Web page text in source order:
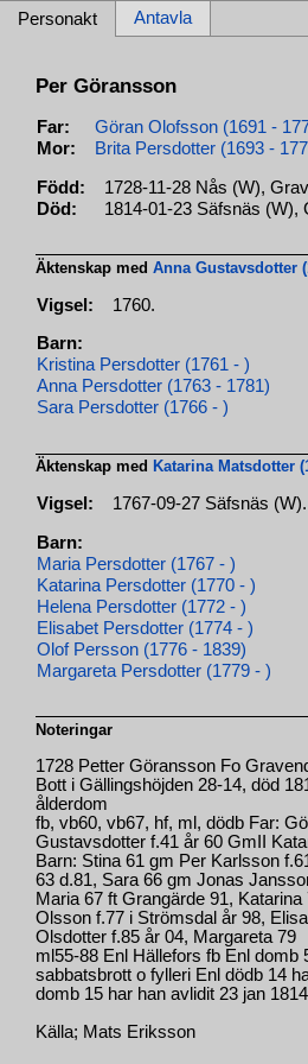
Personakt Antavla
Per Göransson
Far:
Göran Olofsson (1691 -
Mor:
Brita Persdotter (1693 -
Född:
1728-11-28 Nås (W),
Död:
1814-01-23 Säfsnäs (W),
Äktenskap medAnna Gustavsdotter
Vigsel: 1760.
Barn:
Kristina Persdotter (1761 - )
Anna Persdotter (1763 - 1781)
Sara Persdotter (1766 - )
Äktenskap med Katarina Matsdotter
Vigsel: 1767-09-27 Säfsnäs (W).
Barn:
Maria Persdotter (1767 - )
Katarina Persdotter (1770 - )
Helena Persdotter (1772 - )
Elisabet Persdotter (1774 - )
Olof Persson (1776 - 1839)
Margareta Persdotter (1779 - )
Noteringar
1728 Petter Göransson Fo
Bott i Gällingshöjden 28-14, död
ålderdom
fb, vb60, vb67, hf, ml, dödb Far:
Gustavsdotter f.41 år 60 GmII
Barn: Stina 61 gm Per Karlsson
63 d.81, Sara 66 gm Jonas
Maria 67 ft Grangärde 91,
Olsson f.77 i Strömsdal år 98,
Olsdotter f.85 år 04, Margareta 79
ml55-88 Enl Hällefors fb Enl domb
sabbatsbrott o fylleri Enl dödb 14
domb 15 har han avlidit 23 jan 1814
Källa; Mats Eriksson